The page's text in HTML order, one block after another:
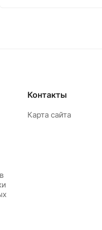
Контакты
Карта сайта